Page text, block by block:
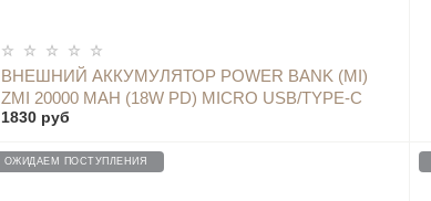
ВНЕШНИЙ АККУМУЛЯТОР POWER BANK (MI)
ZMI 20000 MAH (18W PD) MICRO USB/TYPE-C
QUICK CHARGE 3.0, БЕЛЫЙ - QB821A
1830 руб
ОПОВЕСТИТЬ
ОЖИДАЕМ ПОСТУПЛЕНИЯ